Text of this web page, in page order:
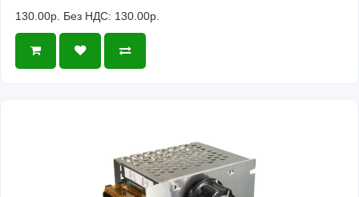
130.00р. Без НДС: 130.00р.